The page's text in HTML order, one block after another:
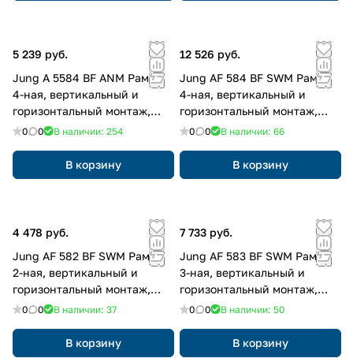
5 239 руб.
Jung A 5584 BF ANM Рамка
4-ная, вертикальный и
горизонтальный монтаж,
Лакированный термопласт,
0 0 В наличии: 254
В корзину
12 526 руб.
Jung AF 584 BF SWM Рамка
4-ная, вертикальный и
горизонтальный монтаж,
Лакированный термопласт,
0 0 В наличии: 66
В корзину
4 478 руб.
Jung AF 582 BF SWM Рамка
2-ная, вертикальный и
горизонтальный монтаж,
Лакированный термопласт,
0 0 В наличии: 37
В корзину
7 733 руб.
Jung AF 583 BF SWM Рамка
3-ная, вертикальный и
горизонтальный монтаж,
Лакированный термопласт,
0 0 В наличии: 50
В корзину